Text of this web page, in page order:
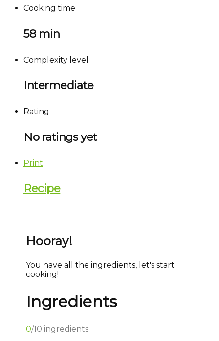
Cooking time
58 min
Complexity level
Intermediate
Rating
No ratings yet
Print
Recipe
Hooray!
You have all the ingredients, let's start
cooking!
Ingredients
0/10 ingredients